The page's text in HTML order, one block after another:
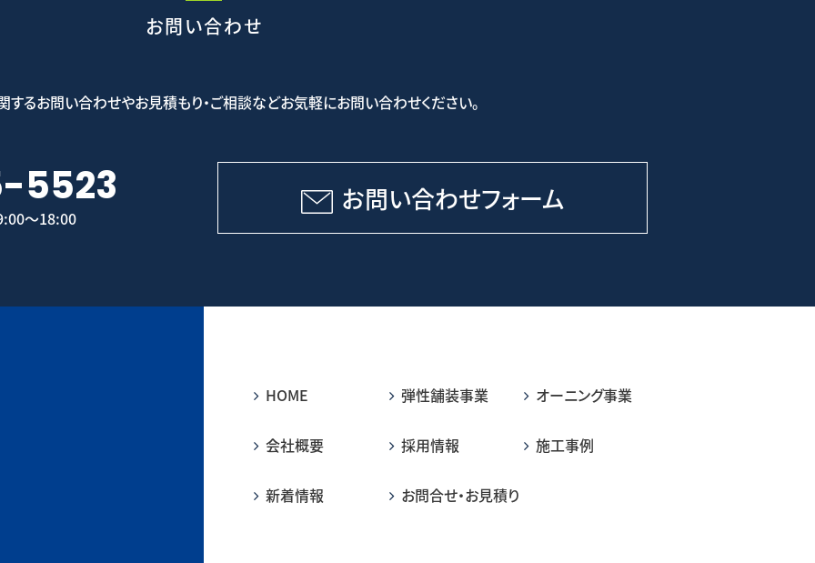
お問い合わせ
するお問い合わせやお見積もり・ご相談などお気軽にお問い合わせください。
5523
～18:00
お問い合わせフォーム
HOME 弾性舗装事業 オーニング事業
会社概要 採用情報 施工事例
新着情報 お問合せ・お見積り